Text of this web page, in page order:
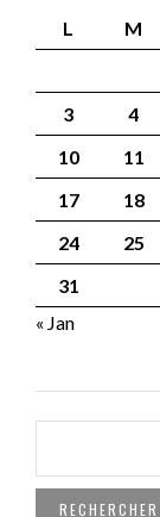
L M
3
4
10
11
17
18
24
25
31
« Jan